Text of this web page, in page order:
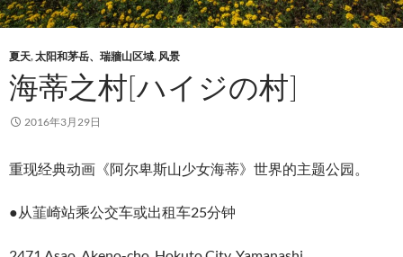
夏天,太阳和茅岳、瑞牆山区域, 风景
海蒂之村[ハイジの村]
2016年3月29日
重现经典动画《阿尔卑斯山少女海蒂》世界的主题公园。
●从韮崎站乘公交车或出租车25分钟